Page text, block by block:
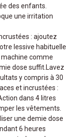
des enfants.
une irritation
: ajoutez
lessive habituelle
comme
dose suffit.Lavez
y compris à 30
et incrustées :
dans 4 litres
les vêtements.
une demie dose
6 heures